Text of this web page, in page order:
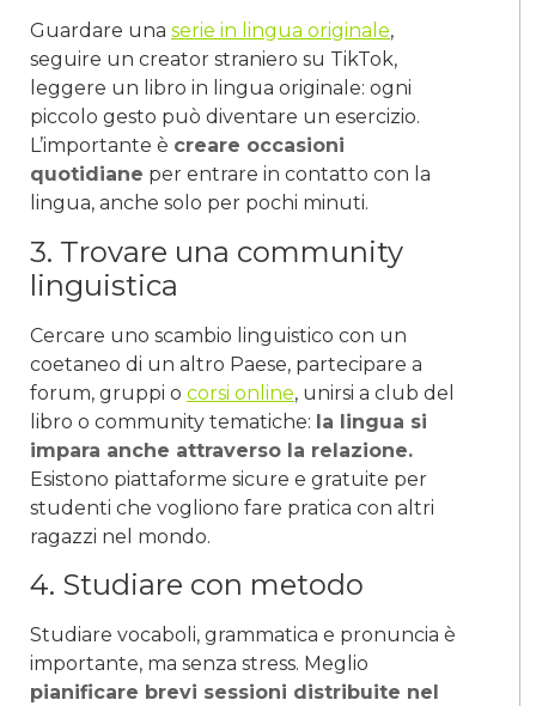
Guardare una serie in lingua originale,
seguire un creator straniero su TikTok,
leggere un libro in lingua originale: ogni
piccolo gesto può diventare un esercizio.
L’importante è creare occasioni
quotidiane per entrare in contatto con la
lingua, anche solo per pochi minuti.
3. Trovare una community
linguistica
Cercare uno scambio linguistico con un
coetaneo di un altro Paese, partecipare a
forum, gruppi o corsi online, unirsi a club del
libro o community tematiche: la lingua si
impara anche attraverso la relazione.
Esistono piattaforme sicure e gratuite per
studenti che vogliono fare pratica con altri
ragazzi nel mondo.
4. Studiare con metodo
Studiare vocaboli, grammatica e pronuncia è
importante, ma senza stress. Meglio
pianificare brevi sessioni distribuite nel